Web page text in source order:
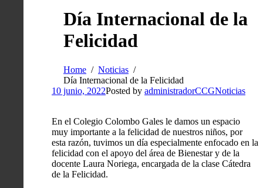
Día Internacional de la
Felicidad
Home
Noticias
Día Internacional de la Felicidad
10 junio, 2022Posted by administradorCCGNoticias
En el Colegio Colombo Gales le damos un espacio
muy importante a la felicidad de nuestros niños, por
esta razón, tuvimos un día especialmente enfocado en la
felicidad con el apoyo del área de Bienestar y de la
docente Laura Noriega, encargada de la clase Cátedra
de la Felicidad.